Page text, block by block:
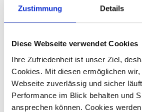
Zustimmung Details
Diese Webseite verwendet Cookies
Ihre Zufriedenheit ist unser Ziel,
Cookies. Mit diesen ermöglichen
Webseite zuverlässig und sicher
Performance im Blick behalten und
ansprechen können. Cookies
Familien wohl! Viel Platz im
Einfamilienhaus
140 m²
WOHNFLÄCHE
ZIMMER